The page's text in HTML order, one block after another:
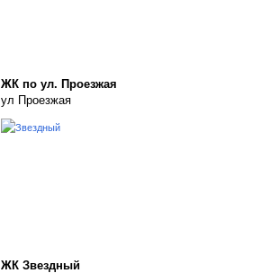
ЖК по ул. Проезжая
ул Проезжая
ЖК Звездный